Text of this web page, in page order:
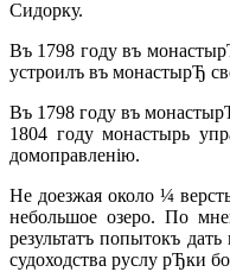
Сидорку.
Въ 1798 году въ
устроилъ въ монастырЂ
Въ 1798 году въ
1804 году монастырь
домоправленiю.
Не доезжая около ¼
небольшое озеро. По
результатъ попытокъ
судоходства руслу рЂки